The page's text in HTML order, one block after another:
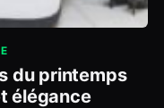
du printemps
élégance